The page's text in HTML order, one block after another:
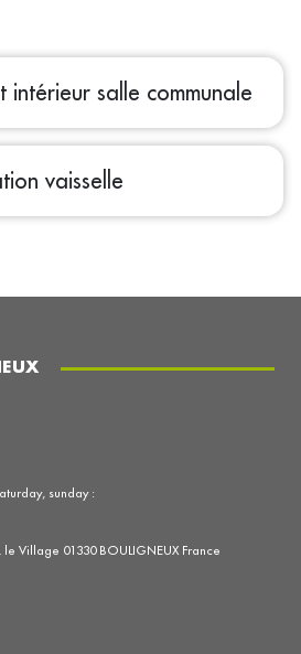
intérieur salle communale
vaisselle
Village 01330 BOULIGNEUX France
sunday :